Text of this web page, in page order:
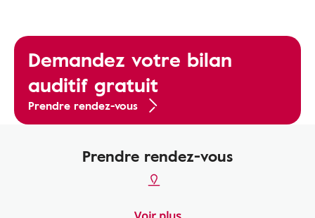
Demandez votre bilan
auditif gratuit
Prendre rendez-vous
Prendre rendez-vous